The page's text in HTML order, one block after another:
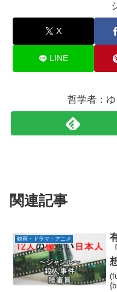
X
LINE
哲学者：
関連記事
映画・ドラマ・アニメ